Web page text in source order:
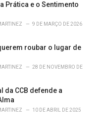
Prática e o Sentimento
9 DE MARÇO DE 2026
roubar o lugar de
28 DE NOVEMBRO DE
da CCB defende a
10 DE ABRIL DE 2025